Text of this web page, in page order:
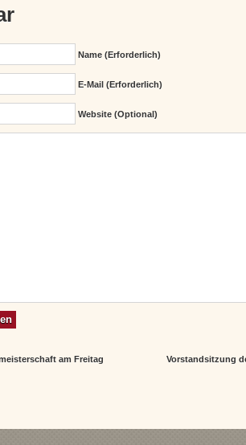
Name (erforderlich)
E-Mail (erforderlich)
Website (Optional)
am Freitag Vorstandsitzung